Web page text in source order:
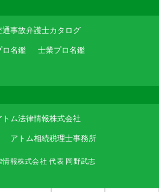
通事故弁護士カタログ
ロ名鑑 士業プロ名鑑
トム法律情報株式会社
アトム相続税理士事務所
報株式会社 代表 岡野武志